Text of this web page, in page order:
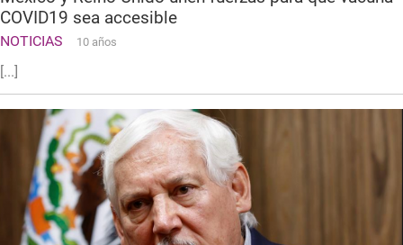
COVID19 sea accesible
NOTICIAS 10 años
[...]